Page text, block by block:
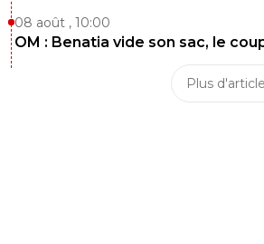
08 août , 10:00
OM : Benatia vide son sac, le
Plus